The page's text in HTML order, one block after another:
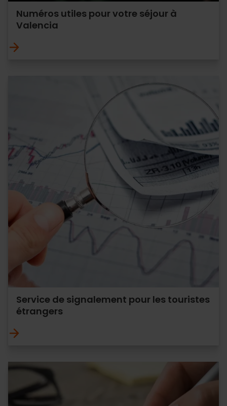
Numéros utiles pour votre séjour à
Valencia
Service de signalement pour les touristes
étrangers